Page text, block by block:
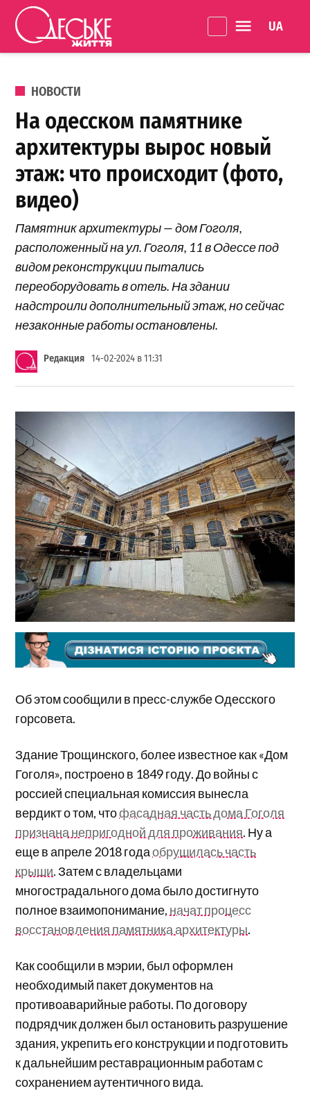
Перейти к содержанию
життя
ОПУБЛИКОВАНО В
НОВОСТИ
На одесском памятнике
архитектуры вырос новый
этаж: что происходит (фото,
видео)
Памятник архитектуры — дом Гоголя,
расположенный на ул. Гоголя, 11 в Одессе под
видом реконструкции пытались
переоборудовать в отель. На здании
надстроили дополнительный этаж, но сейчас
незаконные работы остановлены.
Редакция 14-02-2024 в 11:31
Об этом сообщили в пресс-службе Одесского
горсовета.
Здание Трощинского, более известное как «Дом
Гоголя», построено в 1849 году. До войны с
россией специальная комиссия вынесла
вердикт о том, чтофасадная часть дома Гоголя
признана непригодной для проживания. Ну а
еще в апреле 2018 годаобрушилась часть
крыши. Затем с владельцами
многострадального дома было достигнуто
полное взаимопонимание, начат процесс
восстановления памятника архитектуры.
Как сообщили в мэрии, был оформлен
необходимый пакет документов на
противоаварийные работы. По договору
подрядчик должен был остановить разрушение
здания, укрепить его конструкции и подготовить
к дальнейшим реставрационным работам с
сохранением аутентичного вида.